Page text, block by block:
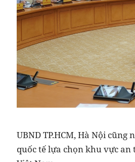
UBND TP.HCM, Hà Nội
quốc tế lựa chọn khu vực